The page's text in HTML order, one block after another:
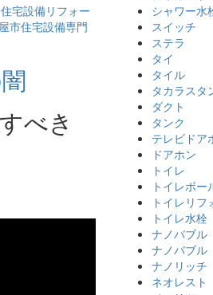
住宅設備リフォー
市住宅設備専門
べき
シャワー水
スイッチ
ステラ
タイ
タイル
タカラスタ
ダクト
タンク
テレビドア
ドアホン
トイレ
トイレボー
トイレリフ
トイレ水栓
ナノバブル
ナノバブル
ナノリッチ
ネオレスト